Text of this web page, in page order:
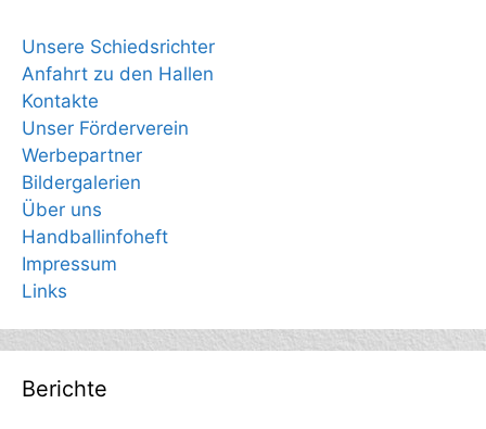
Unsere Schiedsrichter
Anfahrt zu den Hallen
Kontakte
Unser Förderverein
Werbepartner
Bildergalerien
Über uns
Handballinfoheft
Impressum
Links
Berichte